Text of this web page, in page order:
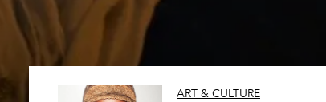
ART & CULTURE